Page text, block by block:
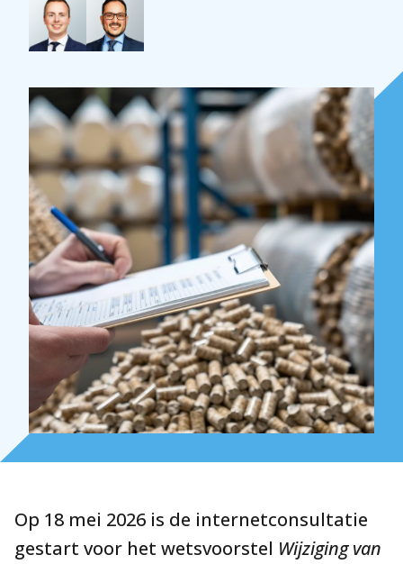
Over Holla
Onze mensen
Expertises
Topics
Internationaal
Nieuws
NL EN DE FR
Op 18 mei 2026 is de internetconsultatie
gestart voor het wetsvoorstel Wijziging van